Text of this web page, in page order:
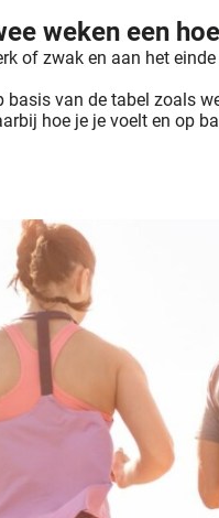
weken een
of zwak en aan het
van de tabel zoals
hoe je je voelt en op